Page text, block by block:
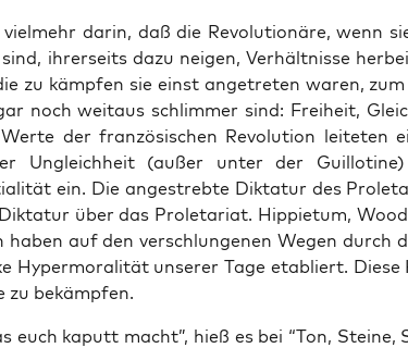
dar­in, daß die Revo­lu­tio­nä­re, wenn
ihrer­seits dazu nei­gen, Ver­hält­nis­se
zu kämp­fen sie einst ange­tre­ten waren,
noch weit­aus schlim­mer sind: Frei­heit,
der fran­zö­si­schen Revo­lu­ti­on lei­te­ten
Ungleich­heit (außer unter der
ein. Die ange­streb­te Dik­ta­tur des
über das Pro­le­ta­ri­at. Hip­pie­tum,
haben auf den ver­schlun­ge­nen Wegen durch
Hyper­mo­ra­li­tät unse­rer Tage eta­bliert.
zu bekämpfen.
euch kaputt macht”, hieß es bei “Ton, Stei­ne,